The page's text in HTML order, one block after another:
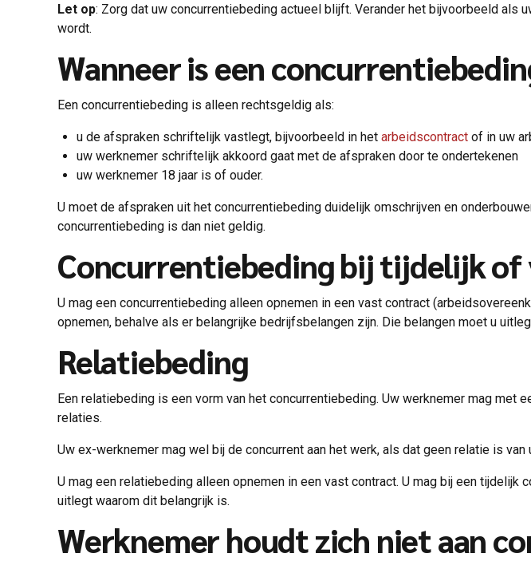
Let op: Zorg dat uw concurrentiebeding actueel blijft. Verander het bijvoorbeeld
wordt.
Wanneer is een
Een concurrentiebeding is alleen rechtsgeldig als:
u de afspraken schriftelijk vastlegt, bijvoorbeeld in het arbeidscontract of in uw
uw werknemer schriftelijk akkoord gaat met de afspraken door te ondertekenen
uw werknemer 18 jaar is of ouder.
U moet de afspraken uit het concurrentiebeding duidelijk omschrijven en
concurrentiebeding is dan niet geldig.
Concurrentiebeding bij tijdelijk
U mag een concurrentiebeding alleen opnemen in een vast contract
opnemen, behalve als er belangrijke bedrijfsbelangen zijn. Die belangen moet u
Relatiebeding
Een relatiebeding is een vorm van het concurrentiebeding. Uw werknemer mag
relaties.
Uw ex-werknemer mag wel bij de concurrent aan het werk, als dat geen relatie is van
U mag een relatiebeding alleen opnemen in een vast contract. U mag bij een
uitlegt waarom dit belangrijk is.
Werknemer houdt zich niet aan